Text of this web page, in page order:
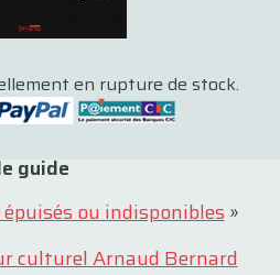
en rupture de stock.
guide
ou indisponibles»
culturel Arnaud Bernard